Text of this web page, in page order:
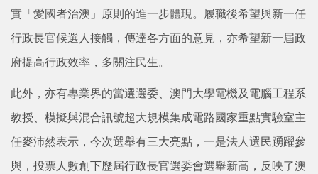
實「愛國者治澳」原則的進一步體現。履職後希望與新一任
行政長官候選人接觸，傳達各方面的意見，亦希望新一屆政
府提高行政效率，多關注民生。
此外，亦有專業界的當選選委、澳門大學電機及電腦工程系
教授、模擬與混合訊號超大規模集成電路國家重點實驗室主
任麥沛然表示，今次選舉有三大亮點，一是法人選民踴躍參
與，投票人數創下歷屆行政長官選委會選舉新高，反映了澳